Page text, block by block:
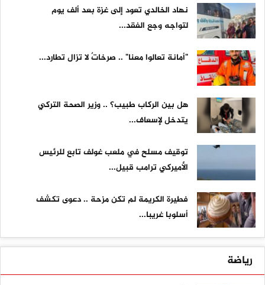
نهاد الخالدي تعود إلى غزة بعد ألف يوم
لتواجه وجع الفقد...
"أمانة تعالوا معنا" .. صرخاتٌ لا تزال تطارد...
هل بين الركاب طبيب؟ .. وزير الصحة التركي
يتدخل لإسعاف...
توقيف مسلح في ملعب غولف تابع للرئيس
الأميركي ترامب قبيل...
فطيرة الكريمة لم تكن مزحة .. دعوى تكشف
أسلوبا غريبا...
رياضة